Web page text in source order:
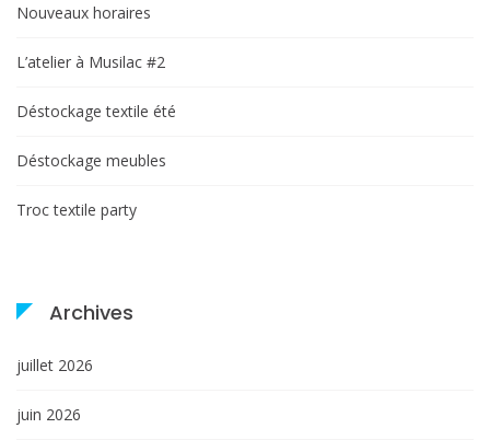
Nouveaux horaires
L’atelier à Musilac #2
Déstockage textile été
Déstockage meubles
Troc textile party
Archives
juillet 2026
juin 2026